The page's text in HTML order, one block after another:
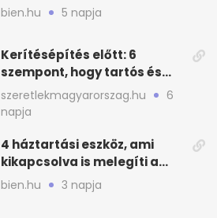
cserje a forró nyárra
bien.hu 5 napja
Kerítésépítés előtt: 6
szempont, hogy tartós és
praktikus legyen
szeretlekmagyarorszag.hu
6
napja
4 háztartási eszköz, ami
kikapcsolva is melegíti a
lakást
bien.hu 3 napja